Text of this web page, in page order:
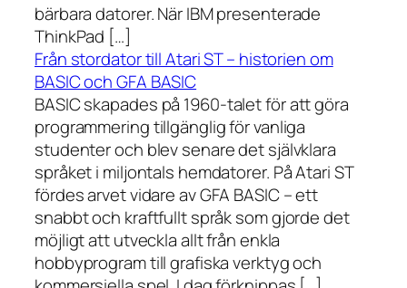
bärbara datorer. När IBM presenterade
ThinkPad […]
Från stordator till Atari ST – historien om
BASIC och GFA BASIC
BASIC skapades på 1960-talet för att göra
programmering tillgänglig för vanliga
studenter och blev senare det självklara
språket i miljontals hemdatorer. På Atari ST
fördes arvet vidare av GFA BASIC – ett
snabbt och kraftfullt språk som gjorde det
möjligt att utveckla allt från enkla
hobbyprogram till grafiska verktyg och